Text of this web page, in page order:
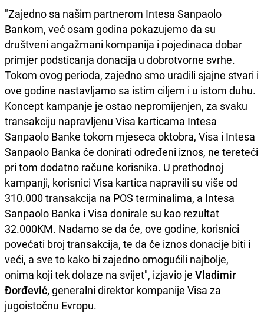
"Zajedno sa našim partnerom Intesa Sanpaolo
Bankom, već osam godina pokazujemo da su
društveni angažmani kompanija i pojedinaca dobar
primjer podsticanja donacija u dobrotvorne svrhe.
Tokom ovog perioda, zajedno smo uradili sjajne stvari i
ove godine nastavljamo sa istim ciljem i u istom duhu.
Koncept kampanje je ostao nepromijenjen, za svaku
transakciju napravljenu Visa karticama Intesa
Sanpaolo Banke tokom mjeseca oktobra, Visa i Intesa
Sanpaolo Banka će donirati određeni iznos, ne tereteći
pri tom dodatno račune korisnika. U prethodnoj
kampanji, korisnici Visa kartica napravili su više od
310.000 transakcija na POS terminalima, a Intesa
Sanpaolo Banka i Visa donirale su kao rezultat
32.000KM. Nadamo se da će, ove godine, korisnici
povećati broj transakcija, te da će iznos donacije biti i
veći, a sve to kako bi zajedno omogućili najbolje,
onima koji tek dolaze na svijet", izjavio je Vladimir
Đorđević, generalni direktor kompanije Visa za
jugoistočnu Evropu.